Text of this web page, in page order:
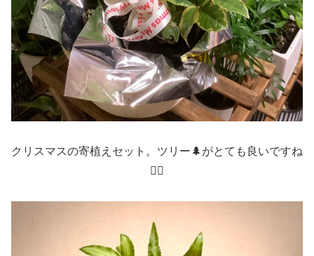
クリスマスの寄植えセット。ツリー🌲がとても良いですね
🙆‍♀️